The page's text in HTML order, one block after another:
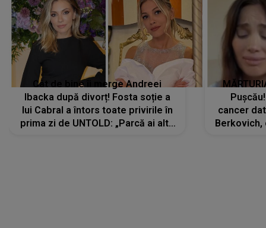
Cât de bine îi merge Andreei
Ibacka după divorț! Fosta soție a
lui Cabral a întors toate privirile în
prima zi de UNTOLD: „Parcă ai altă
cancer
Berkovich,